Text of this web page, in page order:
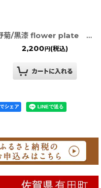
野菊/黒漆 flower plate TWFテーブルウェアフェスティバル
2,200 円(税込)
シェア